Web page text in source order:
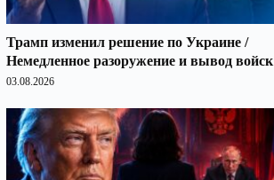
Трамп изменил решение по Украине /
Немедленное разоружение и вывод войск
03.08.2026